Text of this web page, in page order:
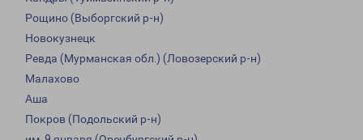
Рощино (Выборгский р-н)
Новокузнецк
Ревда (Мурманская обл.) (Ловозерский р-н)
Малахово
Аша
Покров (Подольский р-н)